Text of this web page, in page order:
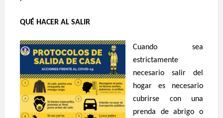
QUÉ HACER AL SALIR
Cuando sea
estrictamente
necesario salir del
hogar es necesario
cubrirse con una
prenda de abrigo o